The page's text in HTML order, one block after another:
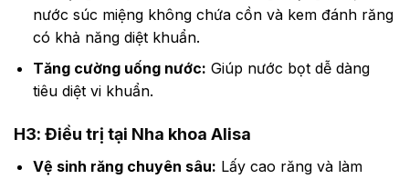
nước súc miệng không chứa cồn và kem đánh răng
có khả năng diệt khuẩn.
Tăng cường uống nước: Giúp nước bọt dễ dàng
tiêu diệt vi khuẩn.
H3: Điều trị tại Nha khoa Alisa
Vệ sinh răng chuyên sâu: Lấy cao răng và làm